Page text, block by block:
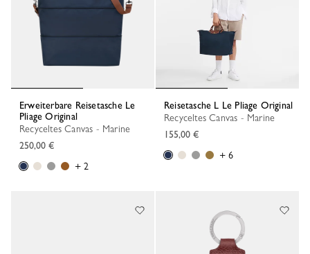
Erweiterbare Reisetasche Le
Pliage Original
Recyceltes Canvas - Marine
250,00 €
+ 2
Reisetasche L Le Pliage Original
Recyceltes Canvas - Marine
155,00 €
+ 6